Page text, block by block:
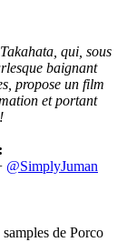
qui, sous
baignant
propose un film
et portant
@SimplyJuman
de Porco